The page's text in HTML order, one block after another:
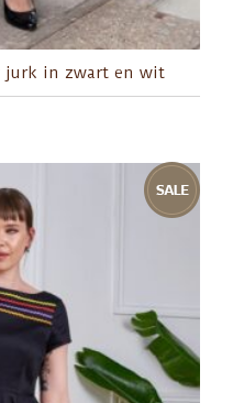
jurk in zwart en wit